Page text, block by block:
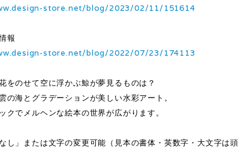
store.net/blog/2023/02/11/151614
報
store.net/blog/2022/07/23/174113
をのせて空に浮かぶ鯨が夢見るものは？
の海とグラデーションが美しい水彩アート。
クでメルヘンな絵本の世界が広がります。
し」または文字の変更可能（見本の書体・英数字・大文字は